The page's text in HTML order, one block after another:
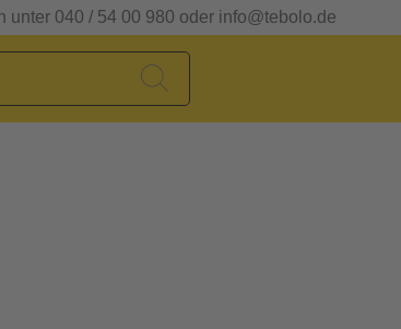
040 / 54 00 980 oder info@tebolo.de